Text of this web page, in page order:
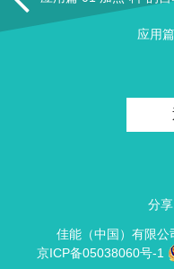
应用
分
佳能（中国）有限公
京ICP备05038060号-1